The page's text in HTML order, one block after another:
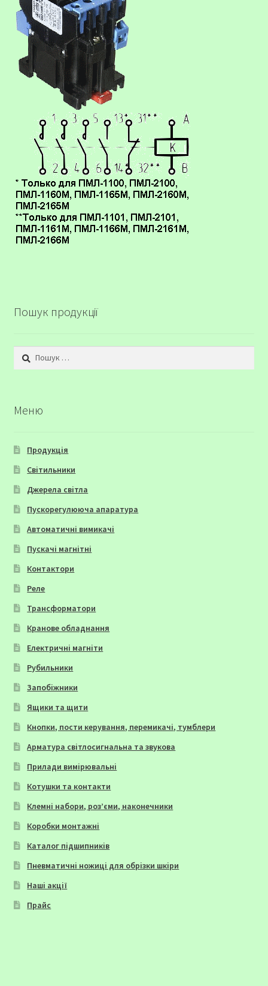
Пошук продукції
Пошук:
Меню
Продукція
Світильники
Джерела світла
Пускорегулююча апаратура
Автоматичні вимикачі
Пускачі магнітні
Контактори
Реле
Трансформатори
Кранове обладнання
Електричні магніти
Рубильники
Запобіжники
Ящики та щити
Кнопки, пости керування, перемикачі, тумблери
Арматура світлосигнальна та звукова
Прилади вимірювальні
Котушки та контакти
Клемні набори, роз’єми, наконечники
Коробки монтажні
Каталог підшипників
Пневматичні ножиці для обрізки шкіри
Наші акції
Прайс